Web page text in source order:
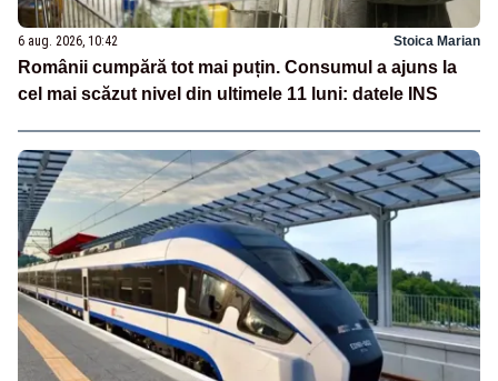
6 aug. 2026, 10:42 Stoica Marian
Românii cumpără tot mai puțin. Consumul a ajuns la
cel mai scăzut nivel din ultimele 11 luni: datele INS